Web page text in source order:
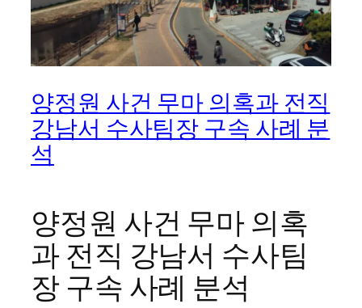
양정원 사건 무마 의혹과 전직
강남서 수사팀장 구속 사례 분
석
양정원 사건 무마 의혹
과 전직 강남서 수사팀
장 구속 사례 분석